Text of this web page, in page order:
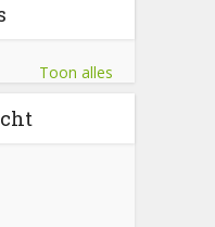
Toon alles